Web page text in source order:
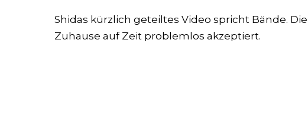
Shidas kürzlich geteiltes Video spricht Bände.
Zuhause auf Zeit problemlos akzeptiert.